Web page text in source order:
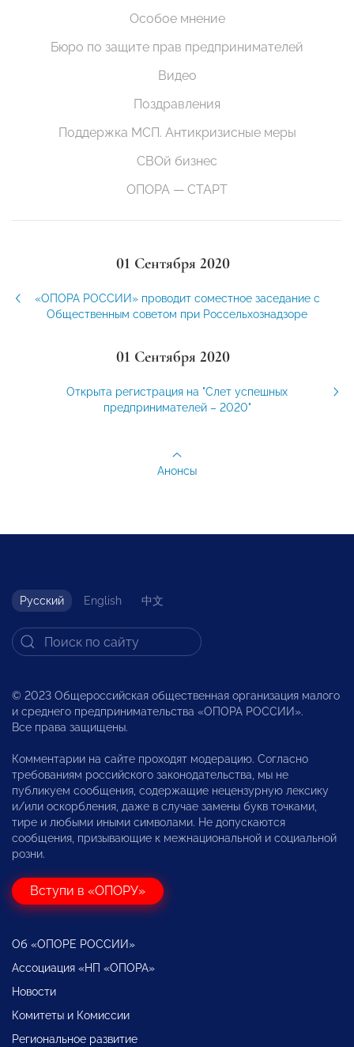
Особое мнение
Бюро по защите прав предпринимателей
Видео
Поздравления
Поддержка МСП. Антикризисные меры
СВОй бизнес
ОПОРА — СТАРТ
01 Сентября 2020
«ОПОРА РОССИИ» проводит соместное заседание с
Общественным советом при Россельхознадзоре
01 Сентября 2020
Открыта регистрация на "Слет успешных
предпринимателей – 2020"
Анонсы
Русский English 中文
© 2023 Общероссийская общественная организация малого
и среднего предпринимательства «ОПОРА РОССИИ».
Все права защищены.
Комментарии на сайте проходят модерацию. Согласно
требованиям российского законодательства, мы не
публикуем сообщения, содержащие нецензурную лексику
и/или оскорбления, даже в случае замены букв точками,
тире и любыми иными символами. Не допускаются
сообщения, призывающие к межнациональной и социальной
розни.
Вступи в «ОПОРУ»
Об «ОПОРЕ РОССИИ»
Ассоциация «НП «ОПОРА»
Новости
Комитеты и Комиссии
Региональное развитие